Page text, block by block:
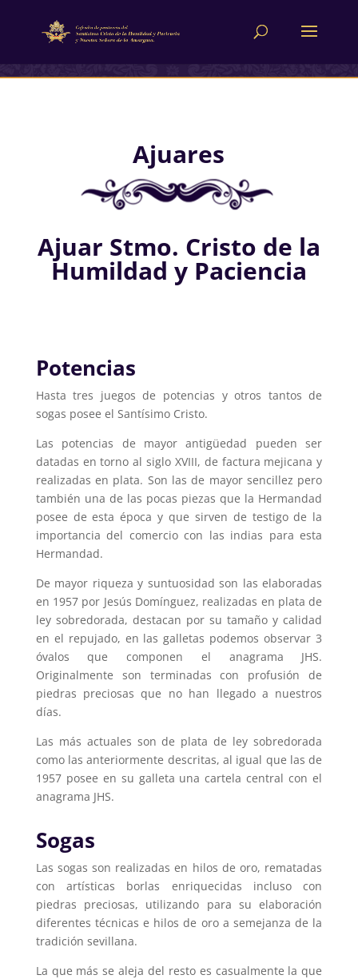
Ajuares
Ajuar Stmo. Cristo de la
Humildad y Paciencia
Potencias
Hasta tres juegos de potencias y otros tantos de
sogas posee el Santísimo Cristo.
Las potencias de mayor antigüedad pueden ser
datadas en torno al siglo XVIII, de factura mejicana y
realizadas en plata. Son las de mayor sencillez pero
también una de las pocas piezas que la Hermandad
posee de esta época y que sirven de testigo de la
importancia del comercio con las indias para esta
Hermandad.
De mayor riqueza y suntuosidad son las elaboradas
en 1957 por Jesús Domínguez, realizadas en plata de
ley sobredorada, destacan por su tamaño y calidad
en el repujado, en las galletas podemos observar 3
óvalos que componen el anagrama JHS.
Originalmente son terminadas con profusión de
piedras preciosas que no han llegado a nuestros
días.
Las más actuales son de plata de ley sobredorada
como las anteriormente descritas, al igual que las de
1957 posee en su galleta una cartela central con el
anagrama JHS.
Sogas
Las sogas son realizadas en hilos de oro, rematadas
con artísticas borlas enriquecidas incluso con
piedras preciosas, utilizando para su elaboración
diferentes técnicas e hilos de oro a semejanza de la
tradición sevillana.
La que más se aleja del resto es casualmente la que